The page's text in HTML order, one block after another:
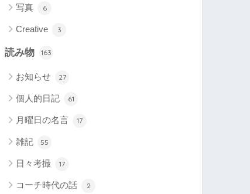
写真 6
Creative 3
読み物 163
お知らせ 27
個人的日記 61
月曜日の名言 17
雑記 55
日々考撮 17
コーチ時代の話 2